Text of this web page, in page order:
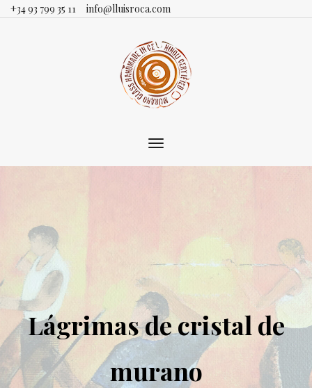
+34 93 799 35 11 info@lluisroca.com
Toggle
main
Lágrimas de cristal de
murano